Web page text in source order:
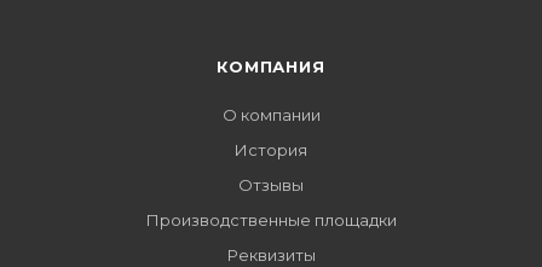
КОМПАНИЯ
О компании
История
Отзывы
Производственные площадки
Реквизиты